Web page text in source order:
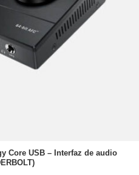
Core USB – Interfaz de audio